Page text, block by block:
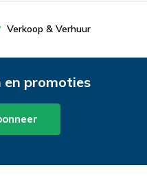
Verkoop & Verhuur
en promoties